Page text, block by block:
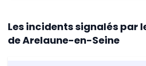
Les incidents signalés par
de Arelaune-en-Seine